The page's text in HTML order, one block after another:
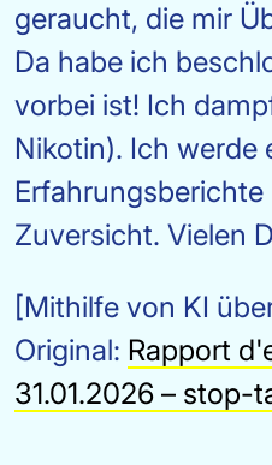
geraucht, die mir
Da habe ich
vorbei ist! Ich
Nikotin). Ich werde
Zuversicht. Vielen
[Mithilfe von KI
Original: Rapport
31.01.2026 – stop-